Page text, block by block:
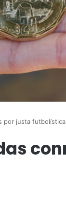
por justa futbolística